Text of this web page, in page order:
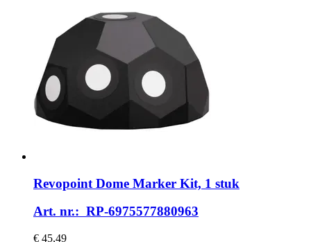
Revopoint Dome Marker Kit, 1 stuk
Art. nr.: RP-6975577880963
€ 45,49